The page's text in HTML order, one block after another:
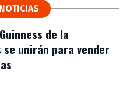
de la
unirán para vender